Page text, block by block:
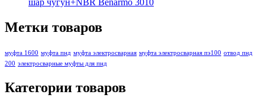
Метки товаров
муфта 1600 муфта пнд муфта электросварная муфта электросварная пэ100 отвод пнд
200 электросварные муфты для пнд
Категории товаров